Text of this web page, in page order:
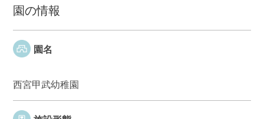
園の情報
園名
西宮甲武幼稚園